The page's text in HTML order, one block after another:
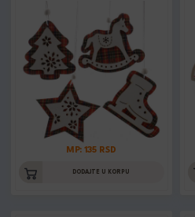
MP: 135 RSD
DODAJTE U KORPU